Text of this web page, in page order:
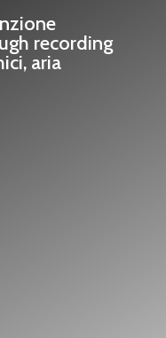
recording
aria